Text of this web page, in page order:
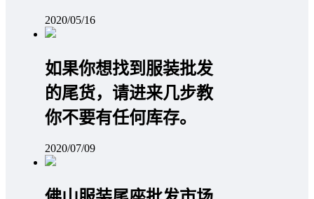
2020/05/16
如果你想找到服装批发
的尾货，请进来几步教
你不要有任何库存。
2020/07/09